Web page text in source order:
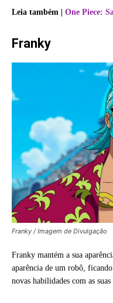
Leia também | One Piece:
Franky
Franky / Imagem de Divulgação
Franky mantém a sua
aparência de um robô,
novas habilidades com as